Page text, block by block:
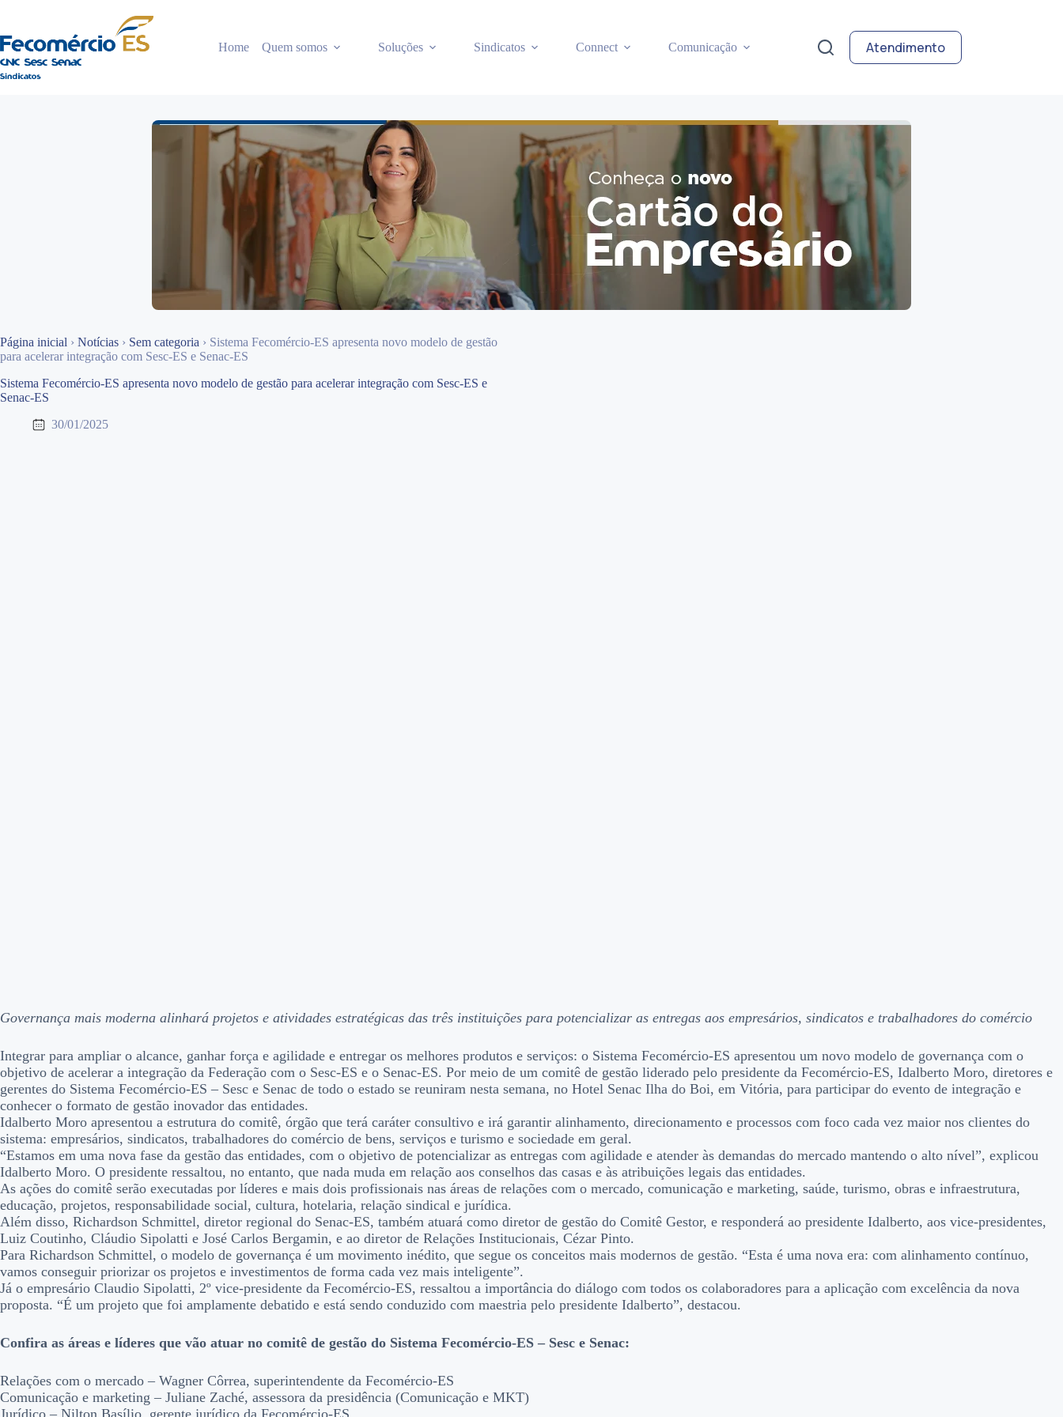
o
conteúdo
Home Quem somos Soluções Sindicatos Connect Comunicação Atendimento
Página inicial › Notícias › Sem categoria › Sistema Fecomércio-ES apresenta novo modelo de gestão
para acelerar integração com Sesc-ES e Senac-ES
Sistema Fecomércio-ES apresenta novo modelo de gestão para acelerar integração com Sesc-ES e
Senac-ES
30/01/2025
Governança mais moderna alinhará projetos e atividades estratégicas das três instituições para potencializar as entregas aos empresários, sindicatos e trabalhadores do comércio
Integrar para ampliar o alcance, ganhar força e agilidade e entregar os melhores produtos e serviços: o Sistema Fecomércio-ES apresentou um novo modelo de governança com o
objetivo de acelerar a integração da Federação com o Sesc-ES e o Senac-ES. Por meio de um comitê de gestão liderado pelo presidente da Fecomércio-ES, Idalberto Moro, diretores e
gerentes do Sistema Fecomércio-ES – Sesc e Senac de todo o estado se reuniram nesta semana, no Hotel Senac Ilha do Boi, em Vitória, para participar do evento de integração e
conhecer o formato de gestão inovador das entidades.
Idalberto Moro apresentou a estrutura do comitê, órgão que terá caráter consultivo e irá garantir alinhamento, direcionamento e processos com foco cada vez maior nos clientes do
sistema: empresários, sindicatos, trabalhadores do comércio de bens, serviços e turismo e sociedade em geral.
“Estamos em uma nova fase da gestão das entidades, com o objetivo de potencializar as entregas com agilidade e atender às demandas do mercado mantendo o alto nível”, explicou
Idalberto Moro. O presidente ressaltou, no entanto, que nada muda em relação aos conselhos das casas e às atribuições legais das entidades.
As ações do comitê serão executadas por líderes e mais dois profissionais nas áreas de relações com o mercado, comunicação e marketing, saúde, turismo, obras e infraestrutura,
educação, projetos, responsabilidade social, cultura, hotelaria, relação sindical e jurídica.
Além disso, Richardson Schmittel, diretor regional do Senac-ES, também atuará como diretor de gestão do Comitê Gestor, e responderá ao presidente Idalberto, aos vice-presidentes,
Luiz Coutinho, Cláudio Sipolatti e José Carlos Bergamin, e ao diretor de Relações Institucionais, Cézar Pinto.
Para Richardson Schmittel, o modelo de governança é um movimento inédito, que segue os conceitos mais modernos de gestão. “Esta é uma nova era: com alinhamento contínuo,
vamos conseguir priorizar os projetos e investimentos de forma cada vez mais inteligente”.
Já o empresário Claudio Sipolatti, 2º vice-presidente da Fecomércio-ES, ressaltou a importância do diálogo com todos os colaboradores para a aplicação com excelência da nova
proposta. “É um projeto que foi amplamente debatido e está sendo conduzido com maestria pelo presidente Idalberto”, destacou.
Confira as áreas e líderes que vão atuar no comitê de gestão do Sistema Fecomércio-ES – Sesc e Senac:
Relações com o mercado – Wagner Côrrea, superintendente da Fecomércio-ES
Comunicação e marketing – Juliane Zaché, assessora da presidência (Comunicação e MKT)